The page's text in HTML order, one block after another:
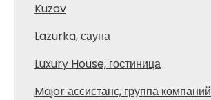
Kuzov
Lazurka, сауна
Luxury House, гостиница
Major ассистанс, группа компаний